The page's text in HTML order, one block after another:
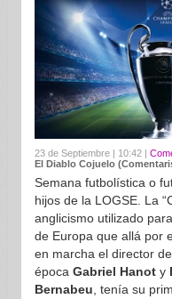
23 de Septiembre | 10:42 |
El Diablo Cojuelo
Semana futbolística o
hijos de la LOGSE. La
anglicismo utilizado
de Europa que allá por
en marcha el director
época Gabriel Hanot y
Bernabeu , tenía su